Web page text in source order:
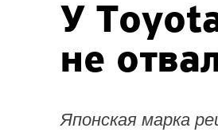
У
не
Японская марка